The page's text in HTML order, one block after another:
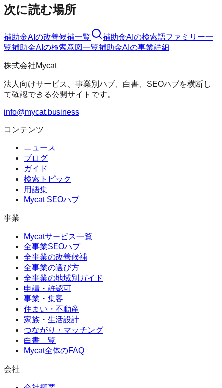
次に読む場所
補助金AI の改善候補一覧 補助金AI の検索語ファミリー一
覧補助金AI の検索意図一覧補助金AI の事業詳細
株式会社Mycat
法人向けサービス、事業別ハブ、白書、SEOハブを横断し
て確認できる公開サイトです。
info@mycat.business
コンテンツ
ニュース
ブログ
ガイド
検索トピック
用語集
Mycat SEOハブ
事業
Mycatサービス一覧
全事業SEOハブ
全事業の改善候補
全事業の選び方
全事業の地域別ガイド
申請・許認可
事業・集客
住まい・不動産
家族・生活設計
つながり・マッチング
白書一覧
Mycat全体のFAQ
会社